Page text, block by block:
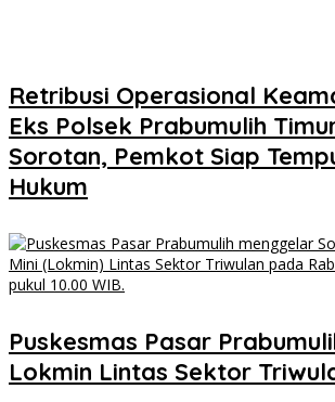
Retribusi Operasional
Eks Polsek Prabumulih
Sorotan, Pemkot Siap
Hukum
Puskesmas Pasar
Lokmin Lintas Sektor